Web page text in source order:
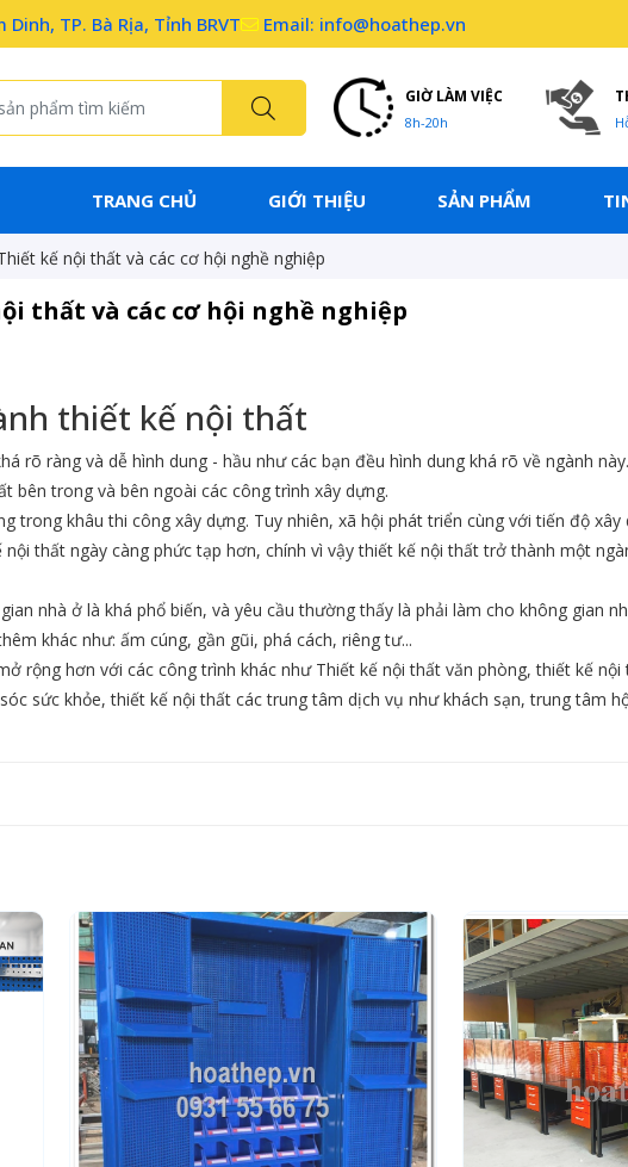
TP. Bà Rịa, Tỉnh BRVT Email: info@hoathep.vn
GIỜ LÀM VIỆC
8h-20h
TRANG CHỦ GIỚI THIỆU SẢN PHẨM
kế nội thất và các cơ hội nghề nghiệp
thất và các cơ hội nghề nghiệp
thiết kế nội thất
rõ ràng và dễ hình dung - hầu như các bạn đều hình dung khá rõ về ngành
bên trong và bên ngoài các công trình xây dựng.
trong khâu thi công xây dựng. Tuy nhiên, xã hội phát triển cùng với tiến độ
thất ngày càng phức tạp hơn, chính vì vậy thiết kế nội thất trở thành một
nhà ở là khá phổ biến, và yêu cầu thường thấy là phải làm cho không gian
khác như: ấm cúng, gần gũi, phá cách, riêng tư...
rộng hơn với các công trình khác như Thiết kế nội thất văn phòng, thiết kế nội
sức khỏe, thiết kế nội thất các trung tâm dịch vụ như khách sạn, trung tâm